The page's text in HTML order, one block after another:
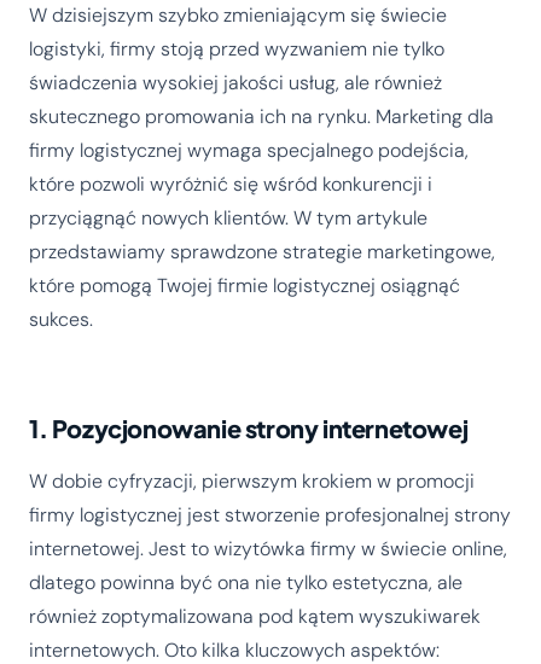
W dzisiejszym szybko zmieniającym się świecie
logistyki, firmy stoją przed wyzwaniem nie tylko
świadczenia wysokiej jakości usług, ale również
skutecznego promowania ich na rynku. Marketing dla
firmy logistycznej wymaga specjalnego podejścia,
które pozwoli wyróżnić się wśród konkurencji i
przyciągnąć nowych klientów. W tym artykule
przedstawiamy sprawdzone strategie marketingowe,
które pomogą Twojej firmie logistycznej osiągnąć
sukces.
1. Pozycjonowanie strony internetowej
W dobie cyfryzacji, pierwszym krokiem w promocji
firmy logistycznej jest stworzenie profesjonalnej strony
internetowej. Jest to wizytówka firmy w świecie online,
dlatego powinna być ona nie tylko estetyczna, ale
również zoptymalizowana pod kątem wyszukiwarek
internetowych. Oto kilka kluczowych aspektów: